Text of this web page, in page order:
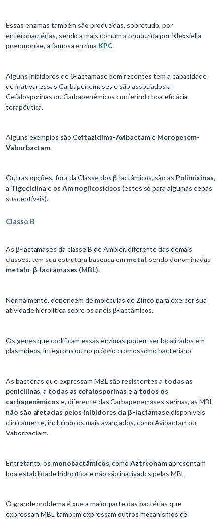
Essas enzimas também são produzidas, sobretudo, por
enterobactérias, sendo a mais comum a produzida por Klebsiella
pneumoniae, a famosa enzima KPC.
Alguns inibidores de β-lactamase bem recentes tem a capacidade
de inativar essas Carbapenemases e são associados a
Cefalosporinas ou Carbapenêmicos conferindo boa eficácia
terapêutica.
Alguns exemplos são Ceftazidima-Avibactame Meropenem-
Vaborbactam.
Outras opções, fora da Classe dos β-lactâmicos, são as Polimixinas,
a Tigeciclina e os Aminoglicosídeos (estes só para algumas cepas
susceptíveis).
Classe B
As β-lactamases da classe B de Ambler, diferente das demais
classes, tem sua estrutura baseada em metal, sendo denominadas
metalo-β-lactamases (MBL).
Normalmente, dependem de moléculas de Zinco para exercer sua
atividade hidrolítica sobre os anéis β-lactâmicos.
Os genes que codificam essas enzimas podem ser localizados em
plasmídeos, integrons ou no próprio cromossomo bacteriano.
As bactérias que expressam MBL são resistentes a todas as
penicilinas, a todas as cefalosporinas e a todos os
carbapenêmicos e, diferente das Carbapenemases serinas, as MBL
não são afetadas pelos inibidores da β-lactamasedisponíveis
clinicamente, incluindo os mais avançados, como Avibactam ou
Vaborbactam.
Entretanto, os monobactâmicos, como Aztreonamapresentam
boa estabilidade hidrolítica e não são inativados pelas MBL.
O grande problema é que a maior parte das bactérias que
expressam MBL também expressam outros mecanismos de